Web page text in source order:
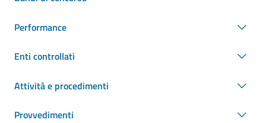
Performance
Enti controllati
Attività e procedimenti
Provvedimenti